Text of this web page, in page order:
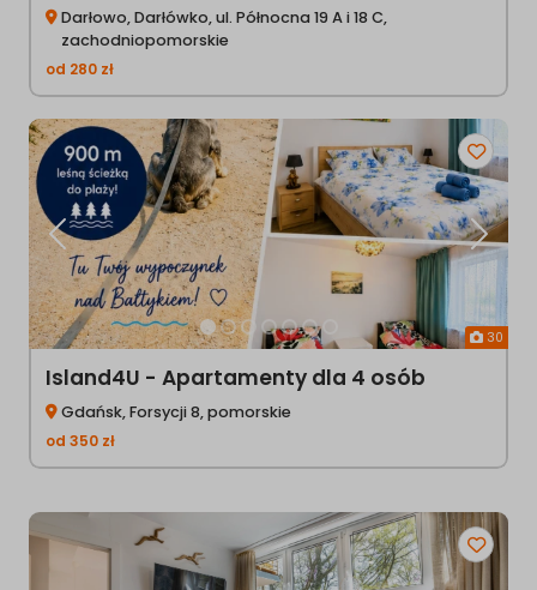
Darłowo, Darłówko, ul. Północna 19 A i 18 C,
zachodniopomorskie
od 280 zł
30
Poprzednia
Island4U - Apartamenty dla 4 osób
Gdańsk, Forsycji 8, pomorskie
od 350 zł